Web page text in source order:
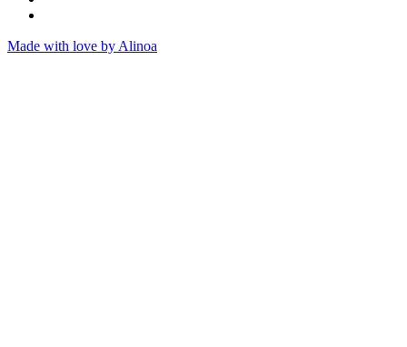
Made with love by Alinoa